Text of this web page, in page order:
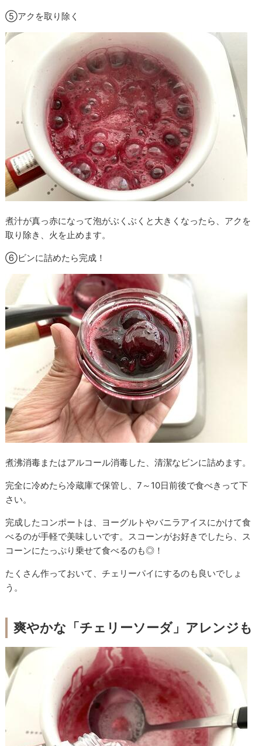
⑤アクを取り除く
煮汁が真っ赤になって泡がぶくぶくと大きくなったら、アクを
取り除き、火を止めます。
⑥ビンに詰めたら完成！
煮沸消毒またはアルコール消毒した、清潔なビンに詰めます。
完全に冷めたら冷蔵庫で保管し、7～10日前後で食べきって下
さい。
完成したコンポートは、ヨーグルトやバニラアイスにかけて食
べるのが手軽で美味しいです。スコーンがお好きでしたら、ス
コーンにたっぷり乗せて食べるのも◎！
たくさん作っておいて、チェリーパイにするのも良いでしょ
う。
爽やかな「チェリーソーダ」アレンジも